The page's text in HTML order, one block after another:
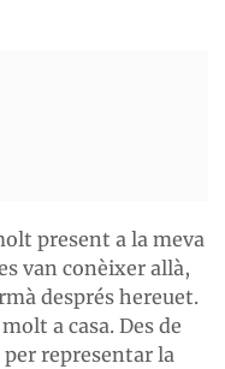
present a la meva
van conèixer allà,
després hereuet.
a casa. Des de
representar la